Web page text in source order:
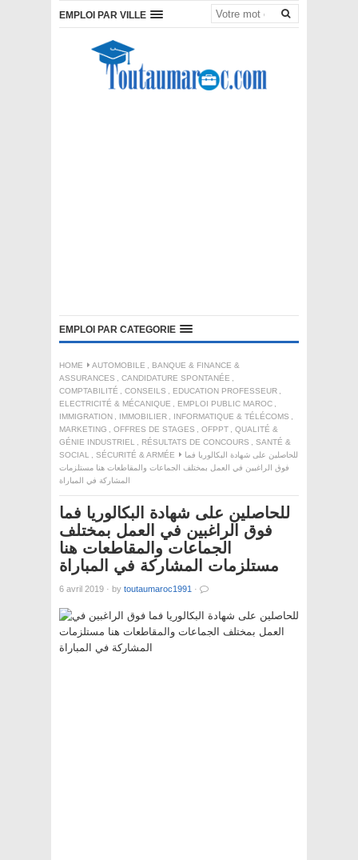
EMPLOI PAR VILLE
EMPLOI PAR CATEGORIE
HOME AUTOMOBILE , BANQUE & FINANCE &
ASSURANCES , CANDIDATURE SPONTANÉE ,
COMPTABILITÉ , CONSEILS , EDUCATION PROFESSEUR ,
ELECTRICITÉ & MÉCANIQUE , EMPLOI PUBLIC MAROC ,
IMMIGRATION , IMMOBILIER , INFORMATIQUE & TÉLÉCOMS ,
MARKETING , OFFRES DE STAGES , OFPPT , QUALITÉ &
GÉNIE INDUSTRIEL , RÉSULTATS DE CONCOURS , SANTÉ &
SOCIAL , SÉCURITÉ & ARMÉE
للحاصلين على شهادة البكالوريا فما
فوق الراغبين في العمل بمختلف الجماعات والمقاطعات هنا مستلزمات
المشاركة في المباراة
للحاصلين على شهادة البكالوريا فما
فوق الراغبين في العمل بمختلف
الجماعات والمقاطعات هنا
مستلزمات المشاركة في المباراة
6 avril 2019 · by toutaumaroc1991 ·